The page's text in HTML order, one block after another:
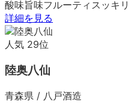
酸味旨味フルーティ スッキリ
詳細を見る
人気 29位
陸奥八仙
青森県 / 八戸酒造